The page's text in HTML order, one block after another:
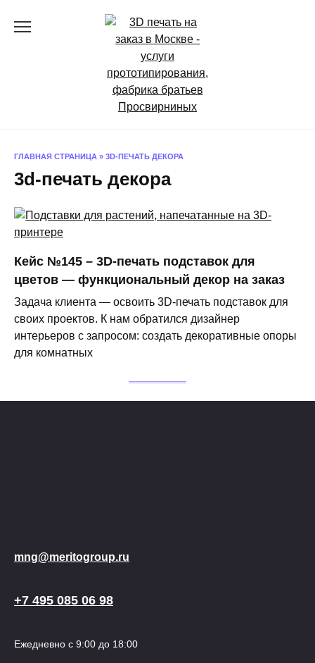
ГЛАВНАЯ СТРАНИЦА » 3D-ПЕЧАТЬ ДЕКОРА
3d-печать декора
Кейс №145 – 3D-печать подставок для
цветов — функциональный декор на заказ
Задача клиента — освоить 3D-печать подставок для
своих проектов. К нам обратился дизайнер
интерьеров с запросом: создать декоративные опоры
для комнатных
mng@meritogroup.ru
+7 495 085 06 98
Ежедневно с 9:00 до 18:00